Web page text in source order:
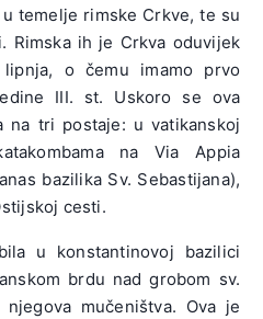
temelje rimske Crkve, te su
Rimska ih je Crkva oduvijek
o čemu imamo prvo
III. st. Uskoro se ova
na tri postaje: u vatikanskoj
na Via Appia
bazilika Sv. Sebastijana),
cesti.
u konstantinovoj bazilici
brdu nad grobom sv.
mučeništva. Ova je